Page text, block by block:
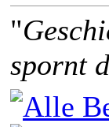
"
spornt